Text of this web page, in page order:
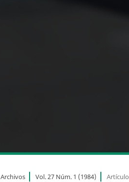
Archivos Vol. 27 Núm. 1 (1984)